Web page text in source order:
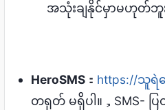
အသုံးချနိုင်မှာမဟုတ်ဘူ
HeroSMS ： https://သူရဲ
တရုတ် မရှိပါ။，SMS-